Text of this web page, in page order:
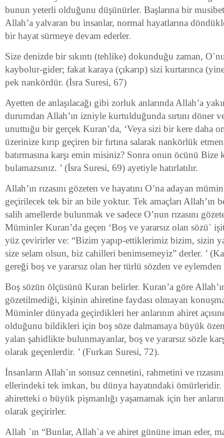
bunun yeterli olduğunu düşünürler. Başlarına bir
Allah’a yalvaran bu insanlar, normal hayatlarına
bir hayat sürmeye devam ederler.
Size denizde bir sıkıntı (tehlike) dokunduğu zaman,
kaybolur-gider; fakat karaya (çıkarıp) sizi kurtarınca
pek nankördür. (İsra Suresi, 67)
Ayetten de anlaşılacağı gibi zorluk anlarında Allah’a
durumdan Allah’ın izniyle kurtulduğunda sırtını döner
unuttuğu bir gerçek Kuran’da, ‘Veya sizi bir kere daha
üzerinize kırıp geçiren bir fırtına salarak nankörlük
batırmasına karşı emin misiniz? Sonra onun öcünü Bize
bulamazsınız. ’ (İsra Suresi, 69) ayetiyle hatırlatılır.
Allah’ın rızasını gözeten ve hayatını O’na adayan
geçirilecek tek bir an bile yoktur. Tek amaçları Allah’ın
salih amellerde bulunmak ve sadece O’nun rızasını
Müminler Kuran’da geçen ‘Boş ve yararsız olan sözü`
yüz çevirirler ve: “Bizim yapıp-ettiklerimiz bizim, sizin
size selam olsun, biz cahilleri benimsemeyiz” derler. ’
gereği boş ve yararsız olan her türlü sözden ve
Boş sözün ölçüsünü Kuran belirler. Kuran’a göre Allah’ın
gözetilmediği, kişinin ahiretine faydası olmayan
Müminler dünyada geçirdikleri her anlarının ahiret
olduğunu bildikleri için boş söze dalmamaya büyük
yalan şahidlikte bulunmayanlar, boş ve yararsız sözle
olarak geçenlerdir. ’ (Furkan Suresi, 72).
İnsanların Allah`ın sonsuz cennetini, rahmetini ve
ellerindeki tek imkan, bu dünya hayatındaki
ahiretteki o büyük pişmanlığı yaşamamak için her
olarak geçirirler.
Allah `ın “Bunlar, Allah`a ve ahiret gününe iman eder,